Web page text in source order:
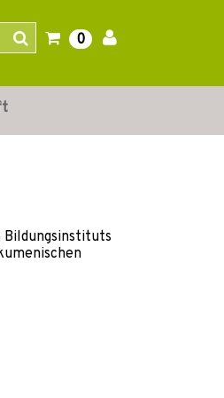
0
Bildungsinstituts